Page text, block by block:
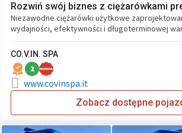
Rozwiń swój biznes z ciężarówkami
Niezawodne ciężarówki użytkowe
wydajności, efektywności i długoterminowej
CO.V.IN. SPA
2
www.covinspa.it
Zobacz dostępne